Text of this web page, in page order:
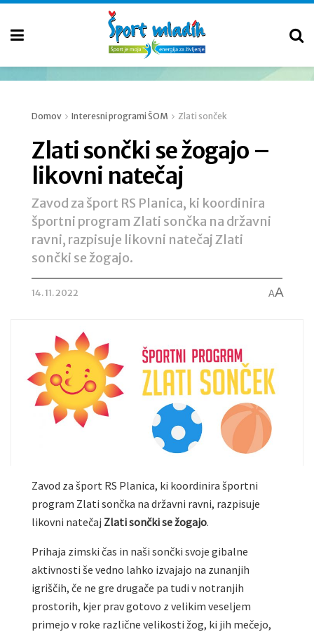
Domov Interesni programi ŠOM Zlati sonček
Zlati sončki se žogajo –
likovni natečaj
Zavod za šport RS Planica, ki koordinira
športni program Zlati sončka na državni
ravni, razpisuje likovni natečaj Zlati
sončki se žogajo.
14. 11. 2022 AA
Zavod za šport RS Planica, ki koordinira športni
program Zlati sončka na državni ravni, razpisuje
likovni natečaj Zlati sončki se žogajo.
Prihaja zimski čas in naši sončki svoje gibalne
aktivnosti še vedno lahko izvajajo na zunanjih
igriščih, če ne gre drugače pa tudi v notranjih
prostorih, kjer prav gotovo z velikim veseljem
primejo v roke različne velikosti žog, ki jih mečejo,